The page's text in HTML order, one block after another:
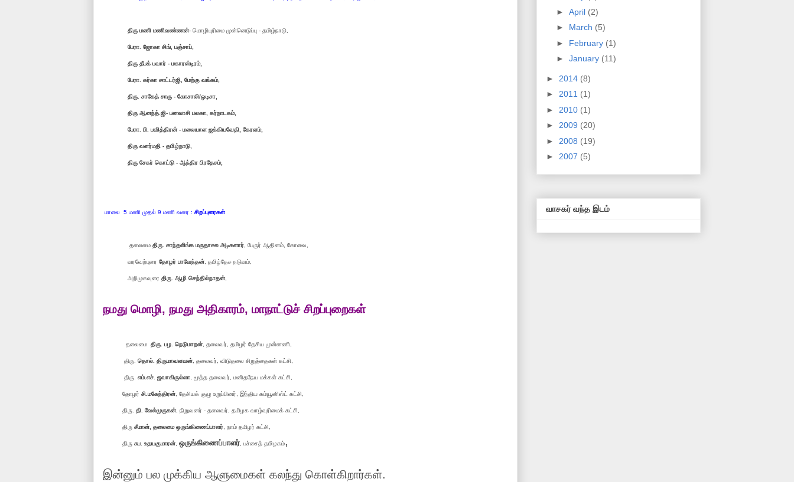
திரு மணி மணிவண்ணன்- மொழியுரிமை முன்னெடுப்பு - தமிழ்நாடு,
பேரா. ஜோகா சிங், பஞ்சாப்,
திரு தீபக் பவார் - மகாரஸ்டிரம்,
பேரா. கர்கா சாட்டர்ஜி, மேற்கு வங்கம்,
திரு. சாகேத் சாரு - கோசாலி/ஒடிசா,
திரு ஆனந்த்.ஜி- பனவாசி பலகா, கர்நாடகம்,
பேரா. பி. பவித்திரன் - மலையாள ஜக்கியவேதி, கேரளம்,
திரு வளர்மதி - தமிழ்நாடு,
திரு சேகர் கொட்டு - ஆந்திர பிரதேசம்,
மாலை 5 மணி முதல் 9 மணி வரை : சிறப்புரைகள்
தலைமை திரு. சாந்தலிங்க மருதாசல அடிகளார் , பேருர் ஆதினம், கோவை,
வரவேற்புரை தோழர் பாவேந்தன் , தமிழ்தேச நடுவம்,
அறிமுகவுரை திரு. ஆழி செந்தில்நாதன்
நமது மொழி, நமது அதிகாரம், மாநாட்டுச் சிறப்புறைகள்
தலைமை திரு. பழ. நெடுமாறன் , தலைவர், தமிழர் தேசிய முன்னணி,
திரு. தொல். திருமாவளவன் , தலைவர், விடுதலை சிறுத்தைகள் கட்சி,
திரு. எம்.எச். ஜவாகிருல்லா , மூத்த தலைவர், மனிதநேய மக்கள் கட்சி,
தோழர் சி.மகேந்திரன் , தேசியக் குழு உறுப்பினர், இந்திய கம்யூனிஸ்ட் கட்சி,
திரு. தி. வேல்முருகன் , நிறுவனர் - தலைவர், தமிழக வாழ்வுரிமைக் கட்சி,
திரு சீமான், தலைமை ஒருங்கிணைப்பாளர் , நாம் தமிழர் கட்சி,
திரு சுப. உதயகுமாரன் ஒருங்கிணைப்பாளர் , பச்சைத் தமிழகம்,
இன்னும் பல முக்கிய ஆளுமைகள் கலந்து கொள்கிறார்கள்.
► April (2)
► March (5)
► February (1)
► January (11)
► 2014 (8)
► 2011 (1)
► 2010 (1)
► 2009 (20)
► 2008 (19)
► 2007 (5)
வாசகர் வந்த இடம்